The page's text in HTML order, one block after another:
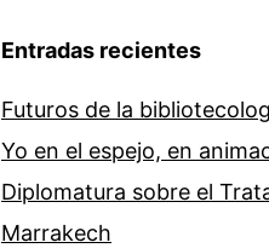
Entradas recientes
Futuros de la
Yo en el espejo, en
Diplomatura sobre el
Marrakech